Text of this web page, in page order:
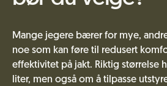
Mange jegere bærer for mye,
noe som kan føre til redusert
effektivitet på jakt. Riktig størrelse
liter, men også om å tilpasse